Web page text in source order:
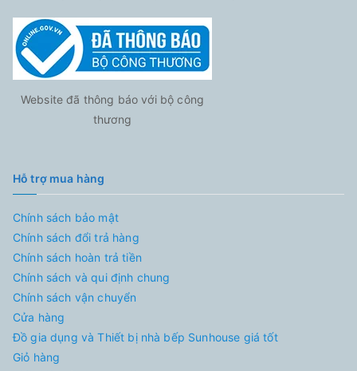
Website đã thông báo với bộ công
thương
Hỗ trợ mua hàng
Chính sách bảo mật
Chính sách đổi trả hàng
Chính sách hoàn trả tiền
Chính sách và qui định chung
Chính sách vận chuyển
Cửa hàng
Đồ gia dụng và Thiết bị nhà bếp Sunhouse giá tốt
Giỏ hàng